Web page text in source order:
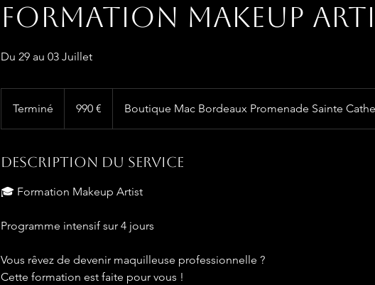
Formation Makeup
Du 29 au 03 Juillet
Terminé
e
m
n
990 € Boutique Mac Bordeaux Promenade Sainte
Description du service
🎓 Formation Makeup Artist
Programme intensif sur 4 jours
Vous rêvez de devenir maquilleuse professionnelle ?
Cette formation est faite pour vous !